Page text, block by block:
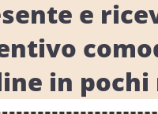
e
in